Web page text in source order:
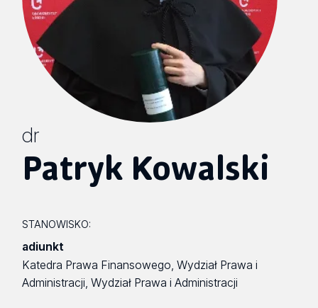
dr
Patryk Kowalski
STANOWISKO:
adiunkt
Katedra Prawa Finansowego, Wydział Prawa i
Administracji, Wydział Prawa i Administracji